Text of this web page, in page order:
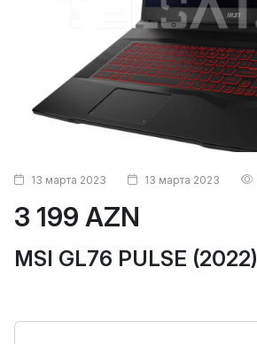
3 199 AZN
MSI GL76 PULSE (2022)
13 марта 2023 13 марта 2023